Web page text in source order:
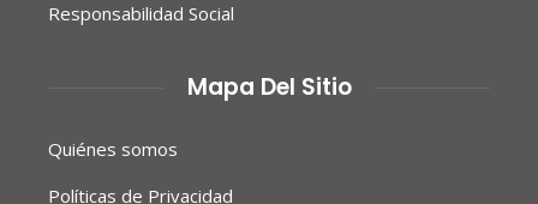
Responsabilidad Social
Mapa Del Sitio
Quiénes somos
Políticas de Privacidad